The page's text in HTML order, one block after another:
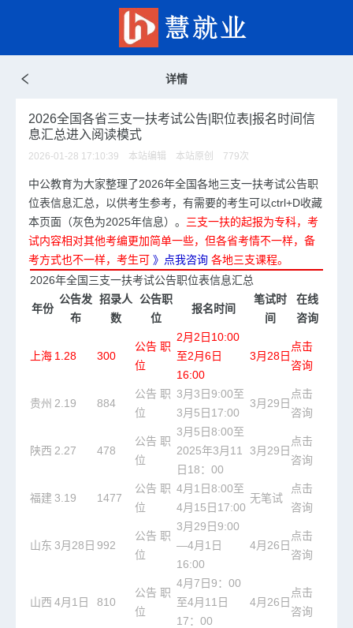
详情
2026全国各省三支一扶考试公告|职位表|报名时间信
息汇总进入阅读模式
2026-01-28 17:10:39 本站编辑 本站原创 779次
中公教育为大家整理了2026年全国各地三支一扶考试公告职
位表信息汇总，以供考生参考，有需要的考生可以ctrl+D收藏
本页面（灰色为2025年信息）。 三支一扶的起报为专科，考
试内容相对其他考编更加简单一些，但各省考情不一样，备
考方式也不一样，考生可 》点我咨询 各地三支课程。
2026年全国三支一扶考试公告职位表信息汇总
年份
公告发
布
招录人
数
公告职
位
报名时间
笔试时
间
在线
咨询
上海 1.28 300
公告 职
位
2月2日10:00
至2月6日
16:00
3月28日
点击
咨询
贵州 2.19 884
公告 职
位
3月3日9:00至
3月5日17:00
3月29日
点击
咨询
陕西 2.27 478
公告 职
位
3月5日8:00至
2025年3月11
日18：00
3月29日
点击
咨询
福建 3.19 1477
公告 职
位
4月1日8:00至
4月15日17:00
无笔试
点击
咨询
山东 3月28日 992
公告 职
位
3月29日9:00
—4月1日
16:00
4月26日
点击
咨询
山西 4月1日 810
公告 职
位
4月7日9：00
至4月11日
17：00
4月26日
点击
咨询